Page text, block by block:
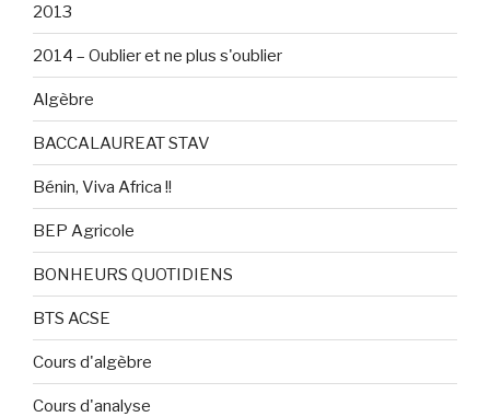
2013
2014 – Oublier et ne plus s'oublier
Algèbre
BACCALAUREAT STAV
Bénin, Viva Africa !!
BEP Agricole
BONHEURS QUOTIDIENS
BTS ACSE
Cours d'algèbre
Cours d'analyse